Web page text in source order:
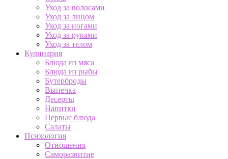
Уход за волосами
Уход за лицом
Уход за ногами
Уход за руками
Уход за телом
Кулинария
Блюда из мяса
Блюда из рыбы
Бутерброды
Выпечка
Десерты
Напитки
Первые блюда
Салаты
Психология
Отношения
Саморазвитие